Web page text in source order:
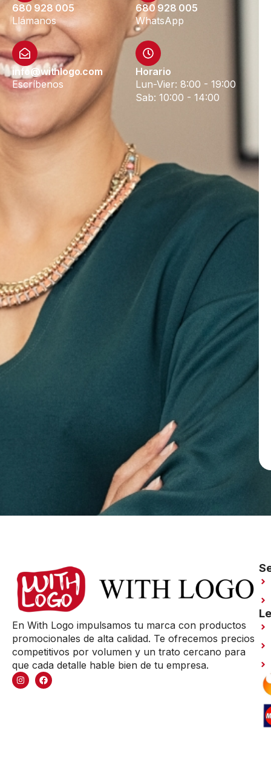
680 928 005
Llámanos
680 928 005
WhatsApp
info@withlogo.com
Escríbenos
Horario
Lun-Vier: 8:00 - 19:00
Sab: 10:00 - 14:00
En With Logo impulsamos tu marca con productos
promocionales de alta calidad. Te ofrecemos precios
competitivos por volumen y un trato cercano para
que cada detalle hable bien de tu empresa.